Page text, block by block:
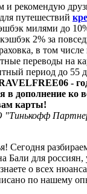
и рекомендую
путешествий
милями до
2% за
в том
переводы на
период до 55
-
в дополнение ко
карты!
"Тинькофф
Сегодня
Бали для россиян,
о всех
по нашему